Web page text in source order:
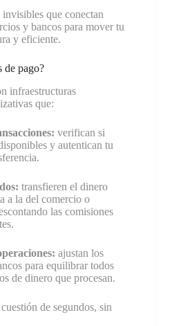
que conectan
y bancos para mover tu
y eficiente.
de pago?
infraestructuras
que:
verifican si
y autentican tu
transfieren el dinero
a la del comercio o
las comisiones
ajustan los
para equilibrar todos
de dinero que procesan.
de segundos, sin